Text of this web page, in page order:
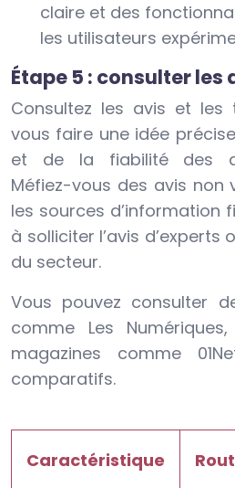
claire et des
les utilisateurs
Étape 5 : consulter les
Consultez les avis et les
vous faire une idée
et de la fiabilité des
Méfiez-vous des avis non
les sources d’information
à solliciter l’avis d’experts
du secteur.
Vous pouvez consulter
comme Les
magazines comme
comparatifs.
Caractéristique